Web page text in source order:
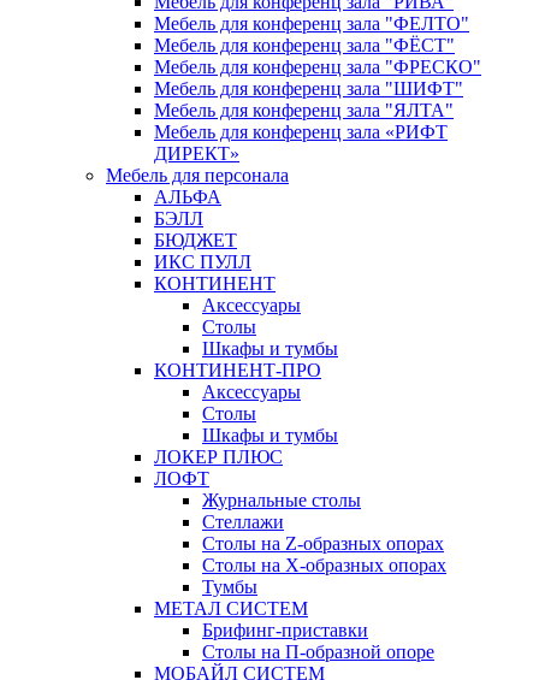
Мебель для конференц зала "ФЕЛТО"
Мебель для конференц зала "ФЁСТ"
Мебель для конференц зала "ФРЕСКО"
Мебель для конференц зала "ШИФТ"
Мебель для конференц зала "ЯЛТА"
Мебель для конференц зала «РИФТ
ДИРЕКТ»
Мебель для персонала
АЛЬФА
БЭЛЛ
БЮДЖЕТ
ИКС ПУЛЛ
КОНТИНЕНТ
Аксессуары
Столы
Шкафы и тумбы
КОНТИНЕНТ-ПРО
Аксессуары
Столы
Шкафы и тумбы
ЛОКЕР ПЛЮС
ЛОФТ
Журнальные столы
Стеллажи
Столы на Z-образных опорах
Столы на Х-образных опорах
Тумбы
МЕТАЛ СИСТЕМ
Брифинг-приставки
Столы на П-образной опоре
МОБАЙЛ СИСТЕМ